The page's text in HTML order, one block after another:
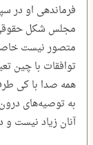
فرماندهی او در
مجلس شکل
متصور نیست خاصه
توافقات با چین
همه صدا با کی
به توصیه‌های
آنان زیاد نیست